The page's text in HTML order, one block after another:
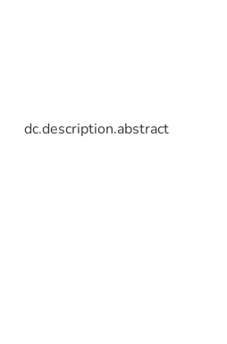
dc.description.abstract